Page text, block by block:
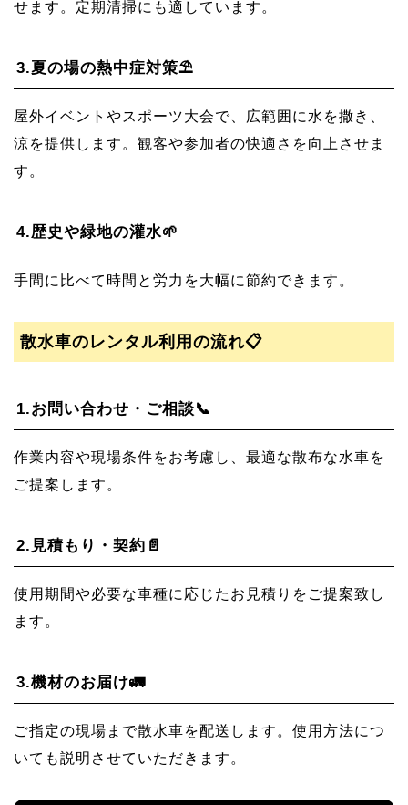
せます。定期清掃にも適しています。
3.夏の場の熱中症対策⛱️
屋外イベントやスポーツ大会で、広範囲に水を撒き、
涼を提供します。観客や参加者の快適さを向上させま
す。
4.歴史や緑地の灌水🌱
手間に比べて時間と労力を大幅に節約できます。
散水車のレンタル利用の流れ📋
1.お問い合わせ・ご相談📞
作業内容や現場条件をお考慮し、最適な散布な水車を
ご提案します。
2. 見積もり・契約📄
使用期間や必要な車種に応じたお見積りをご提案致し
ます。
3.機材のお届け🚛
ご指定の現場まで散水車を配送します。使用方法につ
いても説明させていただきます。